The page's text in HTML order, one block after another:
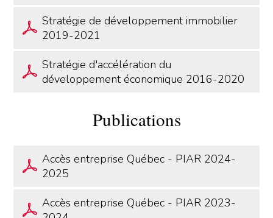
Stratégie de développement immobilier
2019-2021
Stratégie d'accélération du
développement économique 2016-2020
Publications
Accès entreprise Québec - PIAR 2024-
2025
Accès entreprise Québec - PIAR 2023-